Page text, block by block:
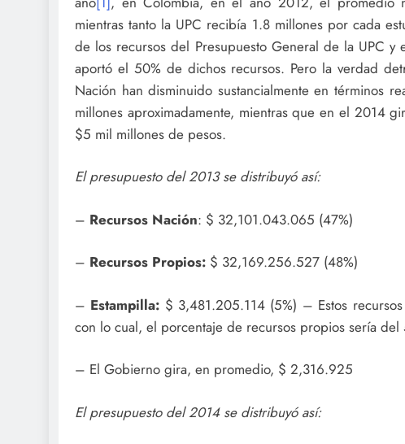
mientras tanto la UPC recibía 1.8 millones por cada
de los recursos del Presupuesto General de la UPC
aportó el 50% de dichos recursos. Pero la verdad
Nación han disminuido sustancialmente en términos
millones aproximadamente, mientras que en el 2014
$5 mil millones de pesos.
El presupuesto del 2013 se distribuyó así:
– Recursos Nación: $ 32,101.043.065 (47%)
– Recursos Propios: $ 32,169.256.527 (48%)
– Estampilla: $ 3,481.205.114 (5%) – Estos
con lo cual, el porcentaje de recursos propios sería
– El Gobierno gira, en promedio, $ 2,316.925
El presupuesto del 2014 se distribuyó así: